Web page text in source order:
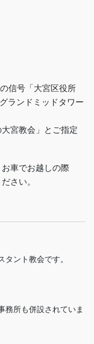
信号「大宮区役所
ランドミッドタワー
宮教会」とご指定
車でお越しの際
さい。
ント教会です。
務所も併設されていま